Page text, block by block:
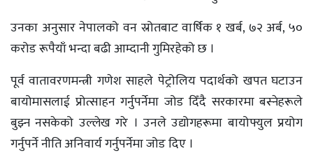
उनका अनुसार नेपालको वन स्रोतबाट वार्षिक १ खर्ब, ७२ अर्ब, ५०
करोड रूपैयाँ भन्दा बढी आम्दानी गुमिरहेको छ ।
पूर्व वातावरणमन्त्री गणेश साहले पेट्रोलिय पदार्थको खपत घटाउन
बायोमासलाई प्रोत्साहन गर्नुपर्नेमा जोड दिँदै सरकारमा बस्नेहरूले
बुझ्न नसकेको उल्लेख गरे । उनले उद्योगहरूमा बायोफ्युल प्रयोग
गर्नुपर्ने नीति अनिवार्य गर्नुपर्नेमा जोड दिए ।